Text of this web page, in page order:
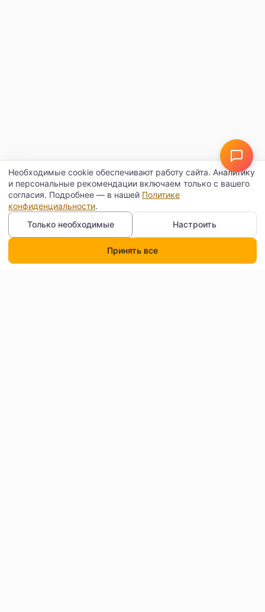
Необходимые cookie обеспечивают работу сайта. Аналитику
и персональные рекомендации включаем только с вашего
согласия. Подробнее — в нашей Политике
конфиденциальности.
Только необходимые
Настроить
Принять все